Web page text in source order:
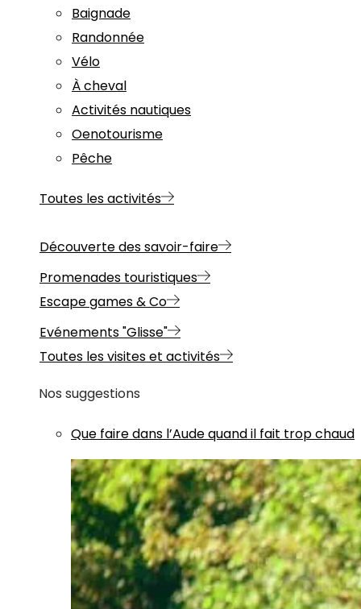
Baignade
Randonnée
Vélo
À cheval
Activités nautiques
Oenotourisme
Pêche
Toutes les activités
Découverte des savoir-faire
Promenades touristiques
Escape games & Co
Evénements "Glisse"
Toutes les visites et activités
Nos suggestions
Que faire dans l’Aude quand il fait trop chaud